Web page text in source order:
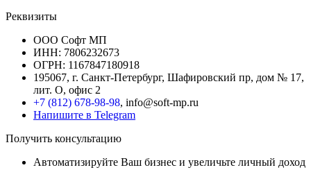
Реквизиты
ООО Софт МП
ИНН: 7806232673
ОГРН: 1167847180918
195067, г. Санкт-Петербург, Шафировский пр, дом № 17,
лит. О, офис 2
+7 (812) 678-98-98, info@soft-mp.ru
Напишите в Telegram
Получить консультацию
Автоматизируйте Ваш бизнес и увеличьте личный доход